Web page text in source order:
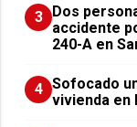
3
​Dos
accidente
240-A en
4 Sofocado
vivienda en